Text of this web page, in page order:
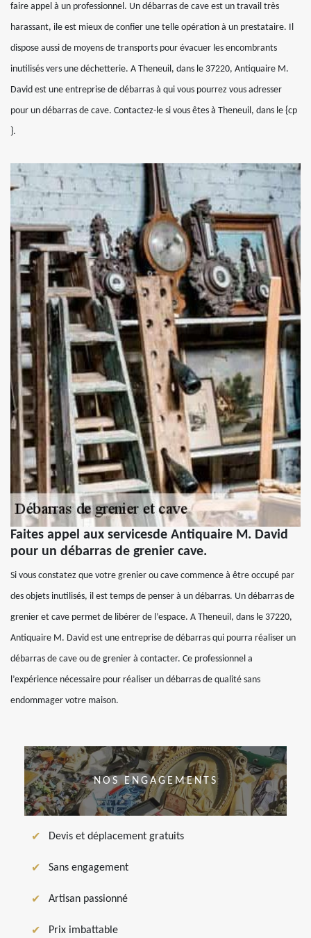
faire appel à un professionnel. Un débarras de cave est un travail très
harassant, ile est mieux de confier une telle opération à un prestataire. Il
dispose aussi de moyens de transports pour évacuer les encombrants
inutilisés vers une déchetterie. A Theneuil, dans le 37220, Antiquaire M.
David est une entreprise de débarras à qui vous pourrez vous adresser
pour un débarras de cave. Contactez-le si vous êtes à Theneuil, dans le {cp
}.
Faites appel aux servicesde Antiquaire M. David
pour un débarras de grenier cave.
Si vous constatez que votre grenier ou cave commence à être occupé par
des objets inutilisés, il est temps de penser à un débarras. Un débarras de
grenier et cave permet de libérer de l’espace. A Theneuil, dans le 37220,
Antiquaire M. David est une entreprise de débarras qui pourra réaliser un
débarras de cave ou de grenier à contacter. Ce professionnel a
l’expérience nécessaire pour réaliser un débarras de qualité sans
endommager votre maison.
NOS ENGAGEMENTS
Devis et déplacement gratuits
Sans engagement
Artisan passionné
Prix imbattable